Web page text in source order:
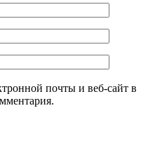
почты и веб-сайт в